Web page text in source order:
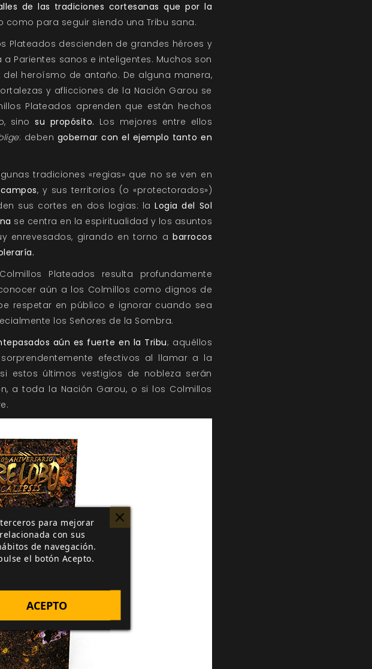
de las tradiciones cortesanas que por la
para seguir siendo una Tribu sana.
Plateados descienden de grandes héroes y
Parientes sanos e inteligentes. Muchos son
heroísmo de antaño. De alguna manera,
y aflicciones de la Nación Garou se
Plateados aprenden que están hechos
sinosu propósito. Los mejores entre ellos
: deben gobernar con el ejemplo tanto en
tradiciones «regias» que no se ven en
, y sus territorios (o «protectorados»)
sus cortes en dos logias: laLogia del Sol
se centra en la espiritualidad y los asuntos
enrevesados, girando en torno a barrocos
Plateados resulta profundamente
aún a los Colmillos como dignos de
respetar en público e ignorar cuando sea
los Señores de la Sombra.
aún es fuerte en la Tribu; aquéllos
efectivos al llamar a la
estos últimos vestigios de nobleza serán
a toda la Nación Garou, o si los Colmillos
para mejorar
con sus
de navegación.
el botón Acepto.
ACEPTO